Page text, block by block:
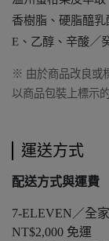
香樹脂、硬脂醯
E、乙醇、辛酸／
※ 由於商品改良或
以商品包裝上標示
運送方式
配送方式與運費
7-ELEVEN／全
NT$2,000 免運